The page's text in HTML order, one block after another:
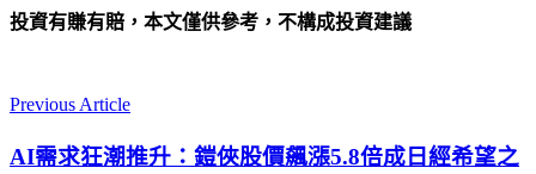
投資有賺有賠，本文僅供參考，不構成投資建議
Previous Article
AI需求狂潮推升：鎧俠股價飆漲5.8倍成日經希望之